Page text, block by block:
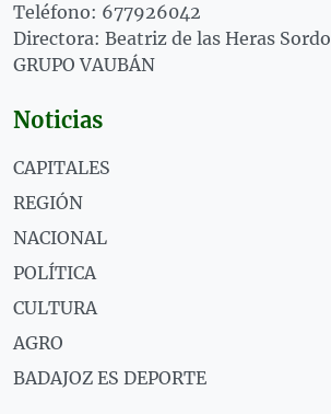
Teléfono: 677926042
Directora: Beatriz de las Heras Sordo
GRUPO VAUBÁN
Noticias
CAPITALES
REGIÓN
NACIONAL
POLÍTICA
CULTURA
AGRO
BADAJOZ ES DEPORTE